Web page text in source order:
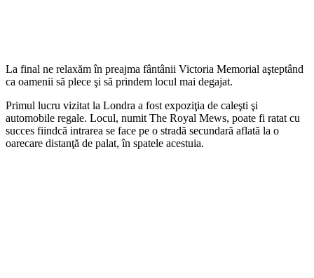
La final ne relaxăm în preajma fântânii Victoria Memorial aşteptând
ca oamenii să plece şi să prindem locul mai degajat.
Primul lucru vizitat la Londra a fost expoziţia de caleşti şi
automobile regale. Locul, numit The Royal Mews, poate fi ratat cu
succes fiindcă intrarea se face pe o stradă secundară aflată la o
oarecare distanţă de palat, în spatele acestuia.